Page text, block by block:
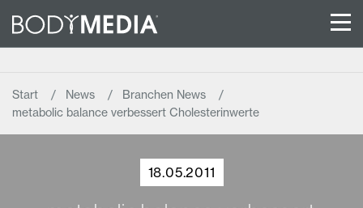
Start News
Branchen News
metabolic balance verbessert Cholesterinwerte
18.05.2011